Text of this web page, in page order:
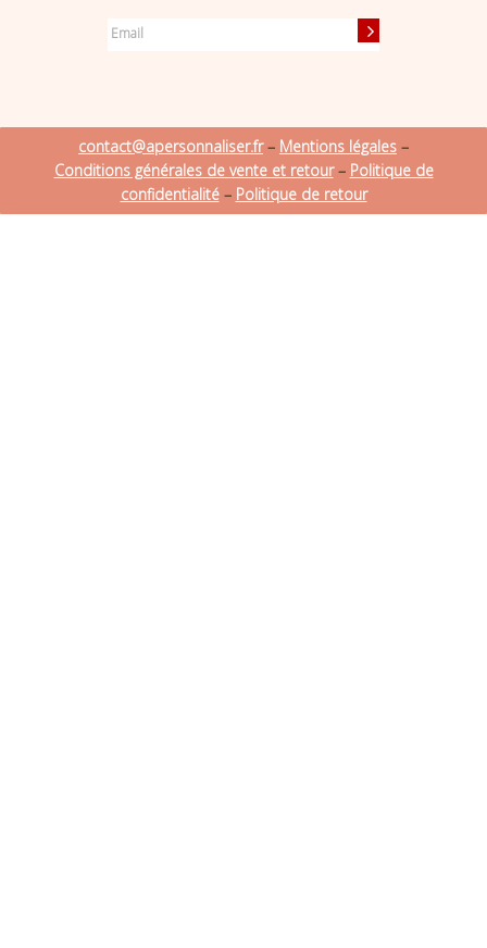
contact@apersonnaliser.fr– Mentions légales –
Conditions générales de vente et retour– Politique de
confidentialité– Politique de retour